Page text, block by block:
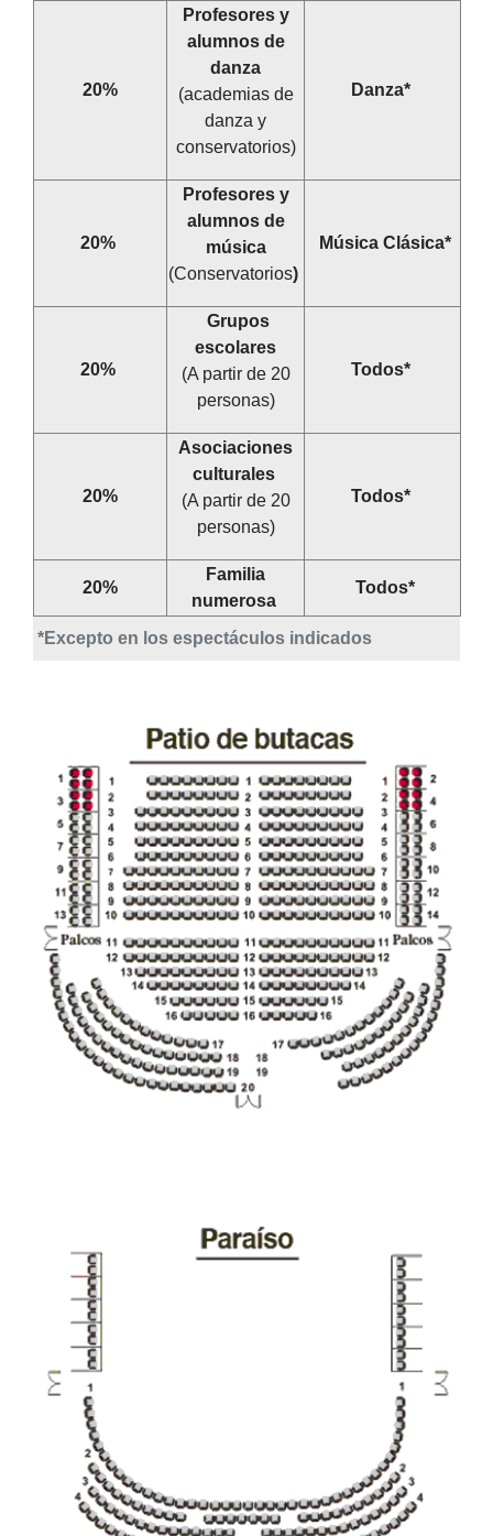
*Excepto en los espectáculos indicados
20%
Profesores y
alumnos de
danza
(academias de
danza y
conservatorios)
Danza*
20%
Profesores y
alumnos de
música
(Conservatorios)
Música Clásica*
20%
Grupos
escolares
(A partir de 20
personas)
Todos*
20%
Asociaciones
culturales
(A partir de 20
personas)
Todos*
20%
Familia
numerosa
Todos*